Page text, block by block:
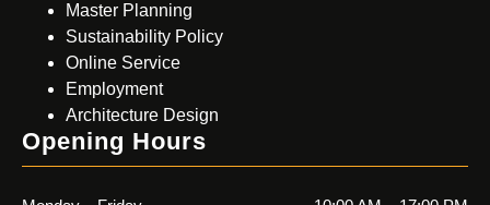
Master Planning
Sustainability Policy
Online Service
Employment
Architecture Design
Opening Hours